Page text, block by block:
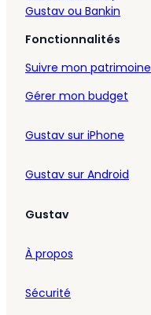
Gustav ou Bankin
Fonctionnalités
Suivre mon patrimoine
Gérer mon budget
Gustav sur iPhone
Gustav sur Android
Gustav
À propos
Sécurité